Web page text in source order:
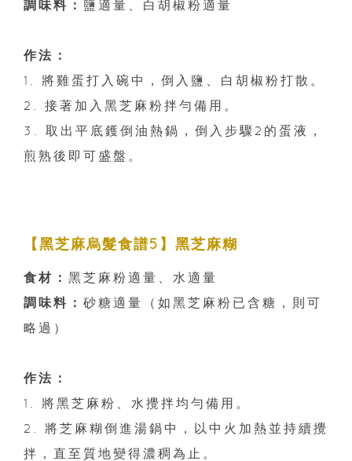
調味料： 鹽適量、白胡椒粉適量
作法：
1. 將雞蛋打入碗中，倒入鹽、白胡椒粉打散。
2. 接著加入黑芝麻粉拌勻備用。
3. 取出平底鑊倒油熱鍋，倒入步驟2的蛋液，
煎熟後即可盛盤。
【黑芝麻烏髮食譜5】黑芝麻糊
食材： 黑芝麻粉適量、水適量
調味料： 砂糖適量（如黑芝麻粉已含糖，則可
略過）
作法：
1. 將黑芝麻粉、水攪拌均勻備用。
2. 將芝麻糊倒進湯鍋中，以中火加熱並持續攪
拌，直至質地變得濃稠為止。